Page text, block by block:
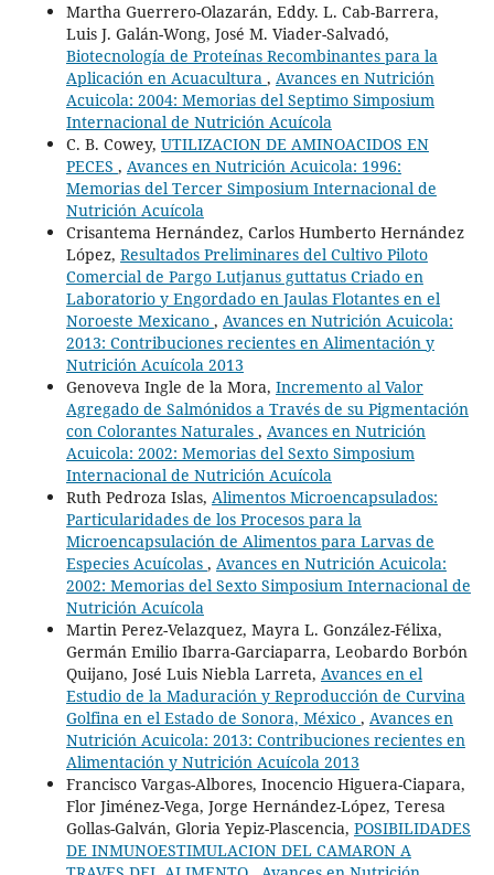
Martha Guerrero-Olazarán, Eddy. L. Cab-Barrera,
Luis J. Galán-Wong, José M. Viader-Salvadó,
Biotecnología de Proteínas Recombinantes para la
Aplicación en Acuacultura , Avances en Nutrición
Acuicola: 2004: Memorias del Septimo Simposium
Internacional de Nutrición Acuícola
C. B. Cowey, UTILIZACION DE AMINOACIDOS EN
PECES , Avances en Nutrición Acuicola: 1996:
Memorias del Tercer Simposium Internacional de
Nutrición Acuícola
Crisantema Hernández, Carlos Humberto Hernández
López, Resultados Preliminares del Cultivo Piloto
Comercial de Pargo Lutjanus guttatus Criado en
Laboratorio y Engordado en Jaulas Flotantes en el
Noroeste Mexicano , Avances en Nutrición Acuicola:
2013: Contribuciones recientes en Alimentación y
Nutrición Acuícola 2013
Genoveva Ingle de la Mora, Incremento al Valor
Agregado de Salmónidos a Través de su Pigmentación
con Colorantes Naturales , Avances en Nutrición
Acuicola: 2002: Memorias del Sexto Simposium
Internacional de Nutrición Acuícola
Ruth Pedroza Islas, Alimentos Microencapsulados:
Particularidades de los Procesos para la
Microencapsulación de Alimentos para Larvas de
Especies Acuícolas , Avances en Nutrición Acuicola:
2002: Memorias del Sexto Simposium Internacional de
Nutrición Acuícola
Martin Perez-Velazquez, Mayra L. González-Félixa,
Germán Emilio Ibarra-Garciaparra, Leobardo Borbón
Quijano, José Luis Niebla Larreta, Avances en el
Estudio de la Maduración y Reproducción de Curvina
Golfina en el Estado de Sonora, México , Avances en
Nutrición Acuicola: 2013: Contribuciones recientes en
Alimentación y Nutrición Acuícola 2013
Francisco Vargas-Albores, Inocencio Higuera-Ciapara,
Flor Jiménez-Vega, Jorge Hernández-López, Teresa
Gollas-Galván, Gloria Yepiz-Plascencia, POSIBILIDADES
DE INMUNOESTIMULACION DEL CAMARON A